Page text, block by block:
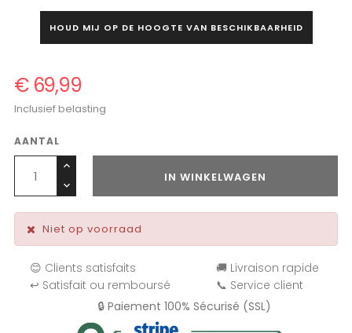
HOUD MIJ OP DE HOOGTE VAN BESCHIKBAARHEID
€ 69,99
Inclusief belasting
AANTAL
IN WINKELWAGEN
Niet op voorraad
😊 Clients satisfaits
🚚 Livraison rapide
↩️ Satisfait ou remboursé
📞 Service client
🔒 Paiement 100% Sécurisé (SSL)